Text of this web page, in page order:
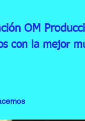
OM
con la mejor